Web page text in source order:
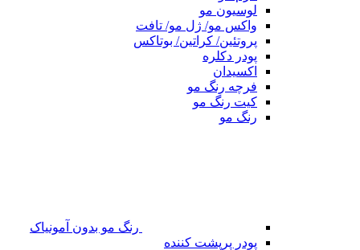
لوسیون مو
واکس مو/ ژل مو/ تافت
پروتئین/ کراتین/ بوتاکس
پودر دکلره
اکسیدان
فرچه رنگ مو
کیت رنگ مو
رنگ مو
رنگ مو بدون آمونیاک
پودر پرپشت کننده